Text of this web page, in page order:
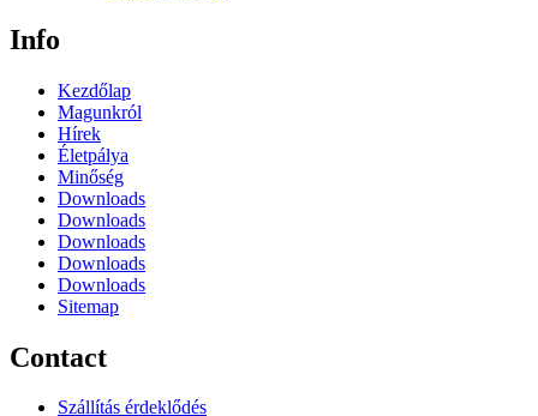
Info
Kezdőlap
Magunkról
Hírek
Életpálya
Minőség
Downloads
Downloads
Downloads
Downloads
Downloads
Sitemap
Contact
Szállítás érdeklődés